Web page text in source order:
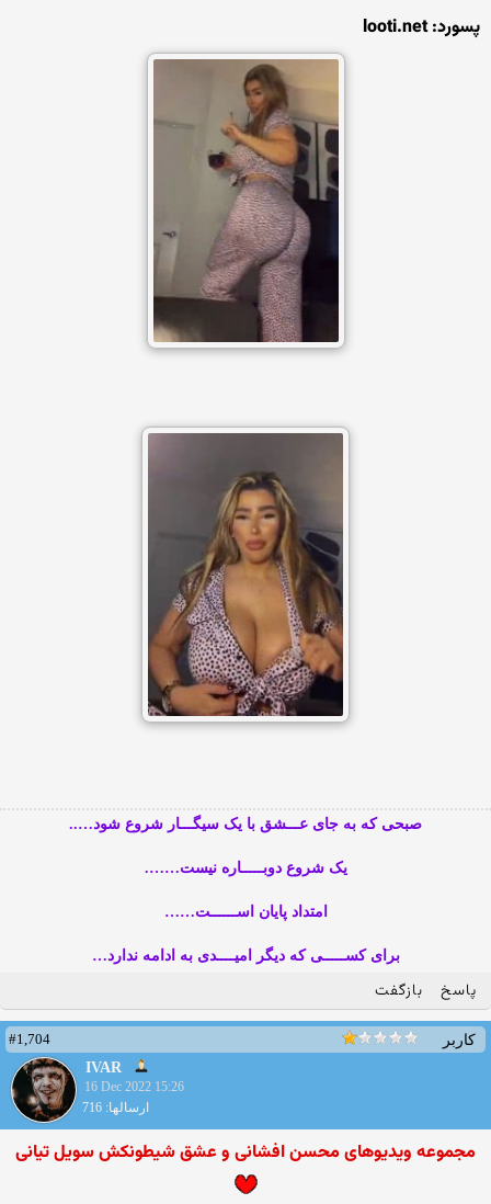
پسورد: looti.net
صبحی که به جای عـــشق با یک سیگـــار شروع شود…..
یک شروع دوبـــــاره نیست…….
امتداد پایان اســــــت……
برای کســـــی که دیگر امیــــدی به ادامه ندارد…
پاسخ بازگفت
کاربر
#1,704
IVAR
16 Dec 2022 15:26
ارسالها: 716
مجموعه ویدیوهای محسن افشانی و عشق شیطونکش سویل تیانی